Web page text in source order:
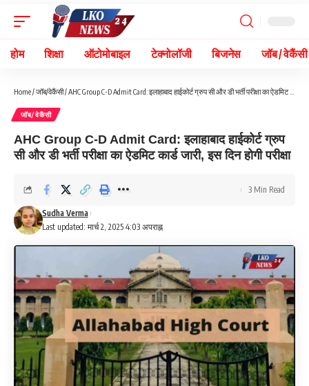
होम शिक्षा ऑटोमोबाइल टेक्नोलॉजी बिजनेस जॉब / वेकैंसी
Home/जॉब/वेकैंसी/AHC Group C-D Admit Card: इलाहाबाद हाईकोर्ट ग्रुप सी और डी भर्ती परीक्षा का ऐडमिट कार्ड जारी, इस दिन होगी परीक्षा
जॉब/वेकैंसी
AHC Group C-D Admit Card: इलाहाबाद हाईकोर्ट ग्रुप
सी और डी भर्ती परीक्षा का ऐडमिट कार्ड जारी, इस दिन होगी परीक्षा
Last updated: मार्च 2, 2025 4:03 अपराह्न
Sudha Verma
3 Min Read